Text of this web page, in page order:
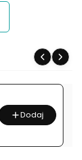
Dodaj